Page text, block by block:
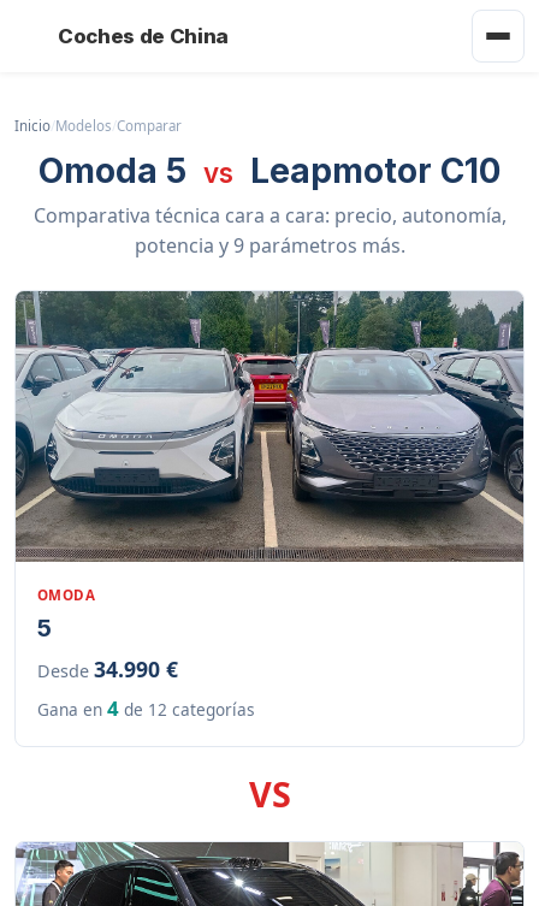
Coches de China
Inicio/Modelos/Comparar
Omoda 5 vs Leapmotor C10
Comparativa técnica cara a cara: precio, autonomía,
potencia y 9 parámetros más.
OMODA
5
Desde 34.990 €
Gana en 4de 12 categorías
VS